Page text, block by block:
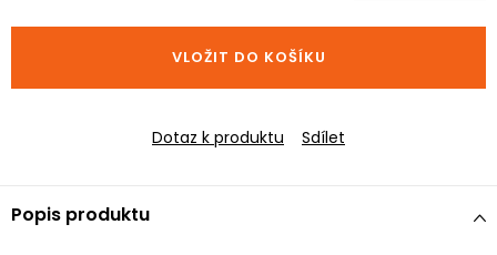
cena:
VLOŽIT DO KOŠÍKU
Dotaz k produktu Sdílet
Popis produktu